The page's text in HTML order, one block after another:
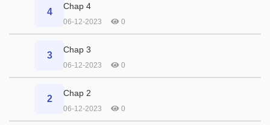
4
Chap 4
06-12-2023 0
3
Chap 3
06-12-2023 0
2
Chap 2
06-12-2023 0